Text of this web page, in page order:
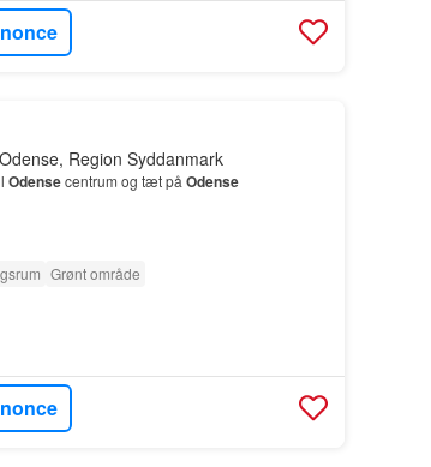
Region Syddanmark
Odensecentrum og tæt på Odense
Grønt område